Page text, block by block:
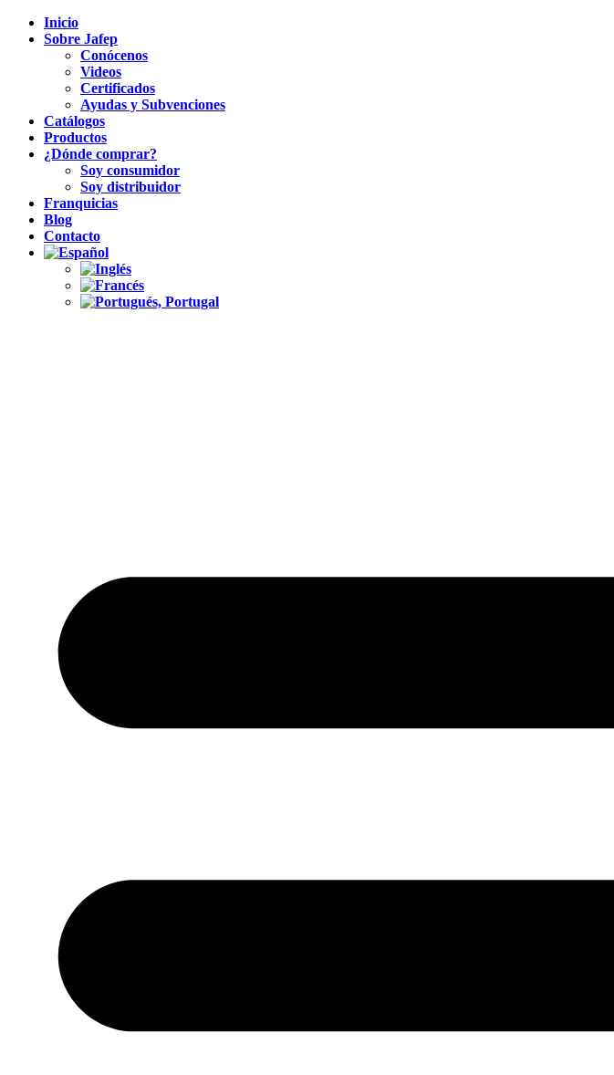
Inicio
Sobre Jafep
Conócenos
Videos
Certificados
Ayudas y Subvenciones
Catálogos
Productos
¿Dónde comprar?
Soy consumidor
Soy distribuidor
Franquicias
Blog
Contacto